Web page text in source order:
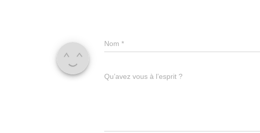
Nom *
Qu’avez vous à l’esprit ?